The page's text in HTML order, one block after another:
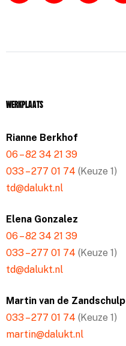
Werkplaats
Rianne Berkhof
06 – 82 34 21 39
033 – 277 01 74 (Keuze 1)
td@dalukt.nl
Elena Gonzalez
06 – 82 34 21 39
033 – 277 01 74 (Keuze 1)
td@dalukt.nl
Martin van de Zandschulp
033 – 277 01 74 (Keuze 1)
martin@dalukt.nl